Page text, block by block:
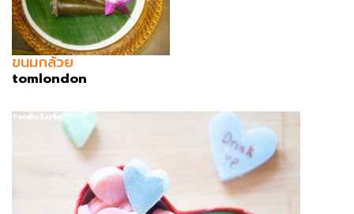
ขนมกล้วย
tomlondon